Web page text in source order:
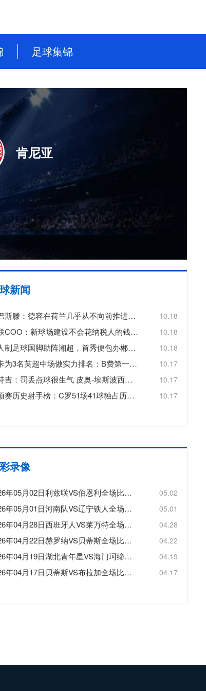
足球集锦
德甲
西甲
世界杯
欧冠
欧协联
中超
肯尼亚
新闻
范巴斯滕：德容在荷兰几乎从不向前推进或转移球，这令人失望 10.18
曼联COO：新球场建设不会花纳税人的钱，曼联自行承担20亿镑费用 10.18
五人制足球国脚助阵湘超，首秀便包办郴州队三个进球 10.18
扎卡为3名英超中场做实力排名：B费第一，维尔茨第二，帕尔默第三 10.17
雷特吉：罚丢点球很生气 皮奥-埃斯波西托踢得非常好 10.17
世预赛历史射手榜：C罗51场41球独占历史射手王，梅西72场36球第3 10.17
录像
2026年05月02日利兹联VS伯恩利全场比赛录像回放 05.02
2026年05月01日河南队VS辽宁铁人全场比赛录像回放 05.01
2026年04月28日西班牙人VS莱万特全场比赛录像回放 04.28
2026年04月22日赫罗纳VS贝蒂斯全场比赛录像回放 04.22
2026年04月19日湖北青年星VS海门珂缔缘全场比赛录像回放 04.19
2026年04月17日贝蒂斯VS布拉加全场比赛录像回放 04.17